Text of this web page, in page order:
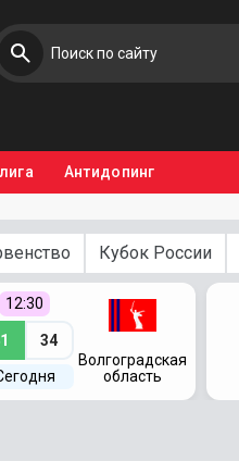
Антидопинг
Кубок России
12:30
34
Волгоградская
область